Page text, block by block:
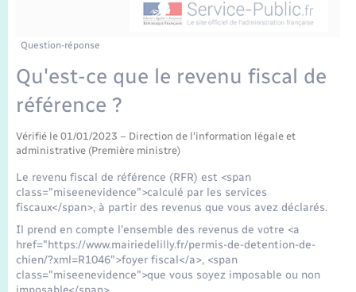
Mariage – PACS
Parrainage civil
Question-réponse
Qu'est-ce que le revenu fiscal de
référence ?
Vérifié le 01/01/2023 – Direction de l'information légale et
administrative (Première ministre)
Le revenu fiscal de référence (RFR) est <span
class="miseenevidence">calculé par les services
fiscaux</span>, à partir des revenus que vous avez déclarés.
Il prend en compte l'ensemble des revenus de votre <a
href="https://www.mairiedelilly.fr/permis-de-detention-de-
chien/?xml=R1046">foyer fiscal</a>, <span
class="miseenevidence">que vous soyez imposable ou non